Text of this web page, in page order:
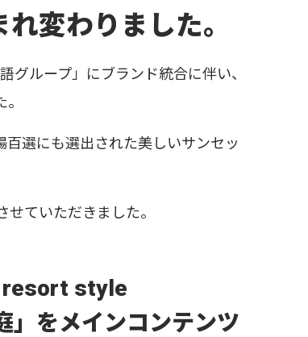
変わりました。
グループ」にブランド統合に伴い、
選にも選出された美しいサンセッ
ていただきました。
resort style
」をメインコンテンツ